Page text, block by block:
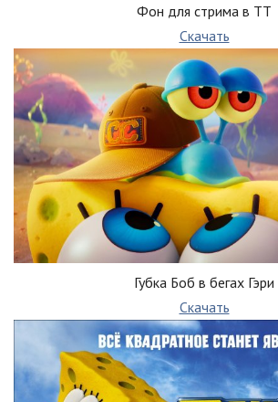
Фон для стрима в ТТ
Скачать
Губка Боб в бегах Гэри
Скачать